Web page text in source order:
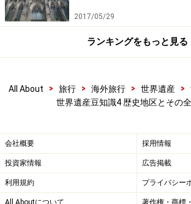
2017/05/29
ランキングをもっと見る
All About > 旅行 > 海外旅行 > 世界遺産 >
世界遺産豆知識4 歴史地区とその
会社概要 採用情報
投資家情報 広告掲載
利用規約 プライバシー